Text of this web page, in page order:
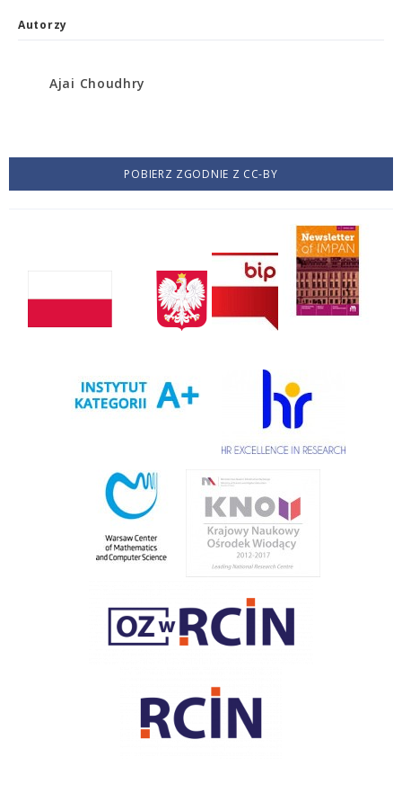
Autorzy
Ajai Choudhry
POBIERZ ZGODNIE Z CC-BY